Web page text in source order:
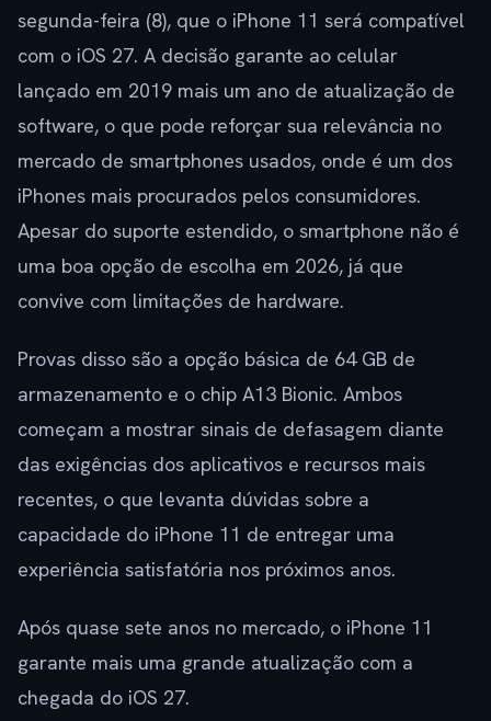
segunda-feira (8), que o iPhone 11 será compatível
com o iOS 27. A decisão garante ao celular
lançado em 2019 mais um ano de atualização de
software, o que pode reforçar sua relevância no
mercado de smartphones usados, onde é um dos
iPhones mais procurados pelos consumidores.
Apesar do suporte estendido, o smartphone não é
uma boa opção de escolha em 2026, já que
convive com limitações de hardware.
Provas disso são a opção básica de 64 GB de
armazenamento e o chip A13 Bionic. Ambos
começam a mostrar sinais de defasagem diante
das exigências dos aplicativos e recursos mais
recentes, o que levanta dúvidas sobre a
capacidade do iPhone 11 de entregar uma
experiência satisfatória nos próximos anos.
Após quase sete anos no mercado, o iPhone 11
garante mais uma grande atualização com a
chegada do iOS 27.